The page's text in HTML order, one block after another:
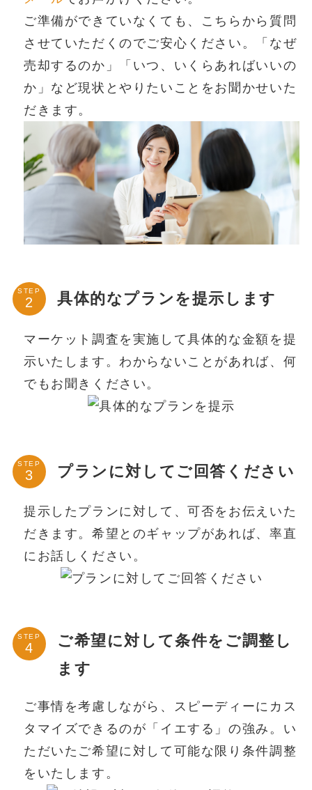
ご準備ができていなくても、こちらから質問
させていただくのでご安心ください。「なぜ
売却するのか」「いつ、いくらあればいいの
か」など現状とやりたいことをお聞かせいた
だきます。
STEP 具体的なプランを提示します
マーケット調査を実施して具体的な金額を提
示いたします。わからないことがあれば、何
でもお聞きください。
STEP プランに対してご回答ください
提示したプランに対して、可否をお伝えいた
だきます。希望とのギャップがあれば、率直
にお話しください。
STEP
ご希望に対して条件をご調整し
ます
ご事情を考慮しながら、スピーディーにカス
タマイズできるのが「イエする」の強み。い
ただいたご希望に対して可能な限り条件調整
をいたします。